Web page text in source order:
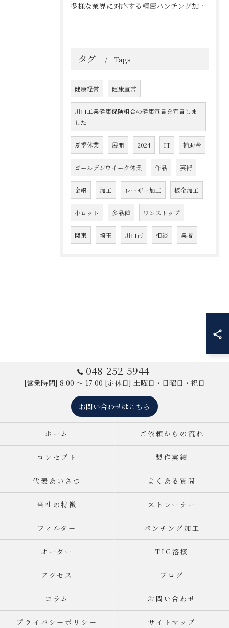
多様な業界に対応する精密パンチング加工の実践技術
タグ Tags
健康経営 健康宣言
川口工業健康保険組合の健康宣言を宣言しま
した
夏季休業 展開 2024 IT 補助金
ゴールデンウイーク休業 作品 芸術
金網 加工 レーザー加工 板金加工
小ロット 多品種 ワンストップ
関東 埼玉 川口市 相談 業者
048-252-5944
[営業時間] 8:00 ～ 17:00 [定休日] 土曜日・日曜日・祝日
お問い合わせはこちら
ホーム ご依頼からの流れ
コンセプト 製作実績
代表あいさつ よくある質問
当社の特徴 ストレーナー
フィルター パンチング加工
オーダー TIG溶接
アクセス ブログ
コラム お問い合わせ
プライバシーポリシー サイトマップ